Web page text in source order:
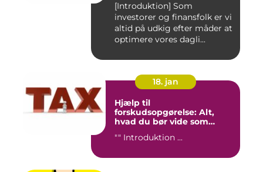
investorer og finansfolk
[Introduktion] Som
investorer og finansfolk er vi
altid på udkig efter måder at
optimere vores dagli...
18. jan
Hjælp til
forskudsopgørelse: Alt,
hvad du bør vide som
"" Introduktion ...